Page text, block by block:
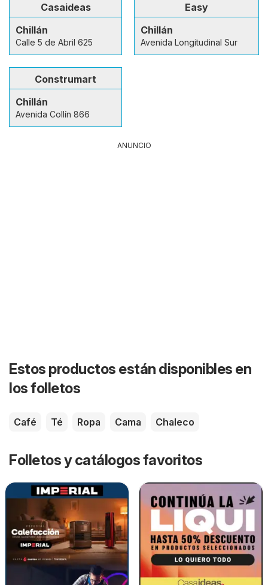
Casaideas
Chillán
Calle 5 de Abril 625
Easy
Chillán
Avenida Longitudinal Sur
Construmart
Chillán
Avenida Collín 866
ANUNCIO
Estos productos están disponibles en
los folletos
Café Té Ropa Cama Chaleco
Folletos y catálogos favoritos